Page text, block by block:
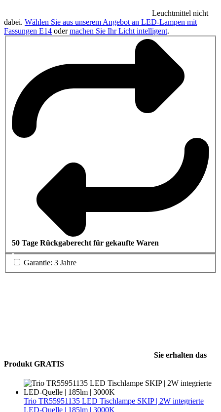
Leuchtmittel nicht
dabei. Wählen Sie aus unserem Angebot an LED-Lampen mit
Fassungen E14 odermachen Sie Ihr Licht intelligent.
50 Tage Rückgaberecht für gekaufte Waren
Garantie: 3 Jahre
Sie erhalten das
Produkt GRATIS
Trio TR55951135 LED Tischlampe SKIP | 2W integrierte
LED-Quelle | 185lm | 3000K